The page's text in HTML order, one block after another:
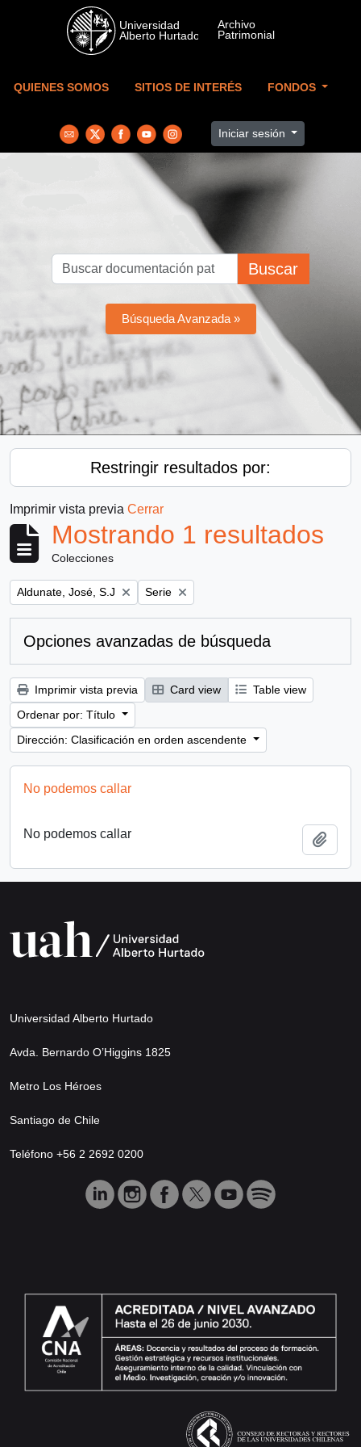
Skip to main content
QUIENES SOMOS SITIOS DE INTERÉS FONDOS
Iniciar sesión
Buscar
Búsqueda Avanzada »
Restringir resultados por:
Imprimir vista previa Cerrar
Mostrando 1 resultados
Colecciones
Remove filter:
Aldunate, José, S.J Remove filter:
Serie
Opciones avanzadas de búsqueda
Imprimir vista previa Card view
Table view
Ordenar por: Título
Dirección: Clasificación en orden ascendente
No podemos callar
No podemos callar
Universidad Alberto Hurtado
Avda. Bernardo O’Higgins 1825
Metro Los Héroes
Santiago de Chile
Teléfono +56 2 2692 0200